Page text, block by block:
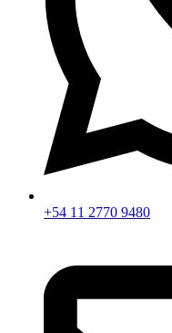
+54 11 2770 9480